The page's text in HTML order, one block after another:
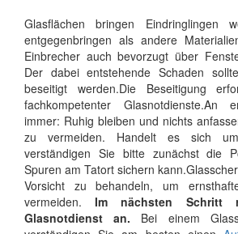
Glasflächen bringen Eindringlingen
entgegenbringen als andere
Einbrecher auch bevorzugt über
Der dabei entstehende Schaden
beseitigt werden.Die Beseitigung
fachkompetenter Glasnotdienste.An
immer: Ruhig bleiben und nichts
zu vermeiden. Handelt es sich
verständigen Sie bitte zunächst die
Spuren am Tatort sichern
Vorsicht zu behandeln, um
vermeiden. Im nächsten Schritt
Glasnotdienst an. Bei einem